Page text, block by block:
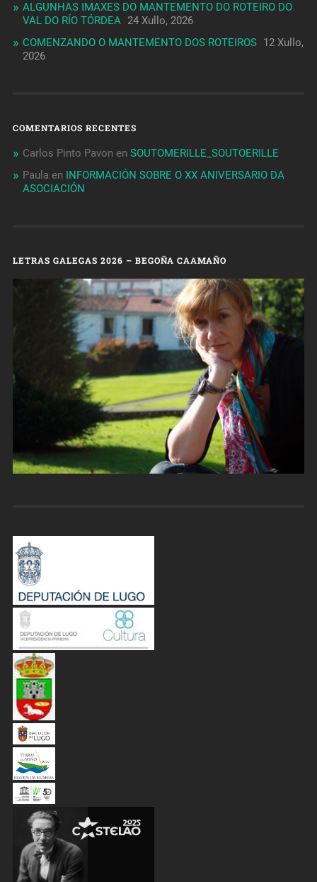
ALGUNHAS IMAXES DO MANTEMENTO DO ROTEIRO DO
VAL DO RÍO TÓRDEA 24 Xullo, 2026
COMENZANDO O MANTEMENTO DOS ROTEIROS 12 Xullo,
2026
COMENTARIOS RECENTES
Carlos Pinto Pavon en SOUTOMERILLE_SOUTOERILLE
Paula en INFORMACIÓN SOBRE O XX ANIVERSARIO DA
ASOCIACIÓN
LETRAS GALEGAS 2026 – BEGOÑA CAAMAÑO